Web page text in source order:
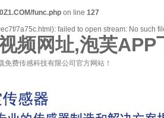
func.php on line 127
7a75c.html): failed to open stream: No such
频网址,泡芙
费传感科技有限公司官方网站！